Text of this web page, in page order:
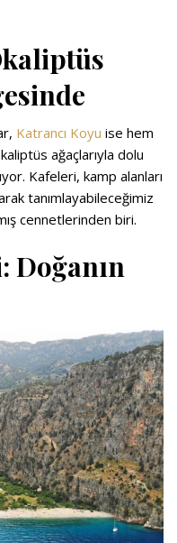
Katrancı Koyu ise hem
ağaçlarıyla dolu
Kafeleri, kamp alanları
tanımlayabileceğimiz
cennetlerinden biri.
Doğanın